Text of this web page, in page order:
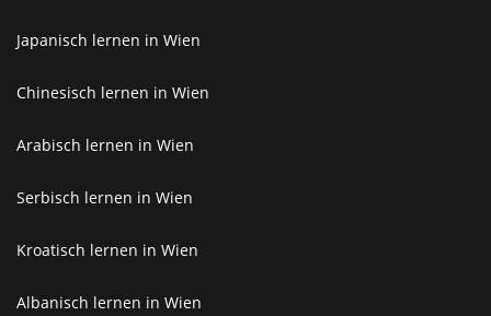
Japanisch lernen in Wien
Chinesisch lernen in Wien
Arabisch lernen in Wien
Serbisch lernen in Wien
Kroatisch lernen in Wien
Albanisch lernen in Wien